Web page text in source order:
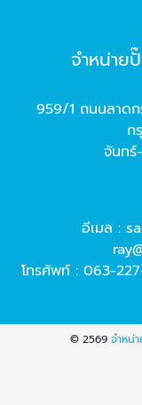
จำหน่าย
959/1 ถนนลาดก
ก
จันทร์
อีเมล :
โทรศัพท์ : 063-
© 2569จำหน่